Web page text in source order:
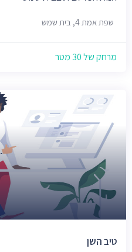
שפת אמת 4, בית שמש
מרחק של 30 מטר
טיב השן